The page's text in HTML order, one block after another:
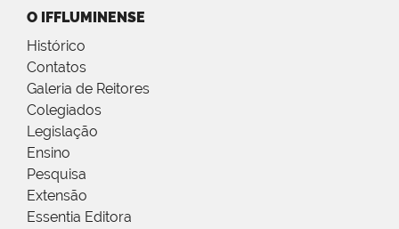
O IFFLUMINENSE
Histórico
Contatos
Galeria de Reitores
Colegiados
Legislação
Ensino
Pesquisa
Extensão
Essentia Editora